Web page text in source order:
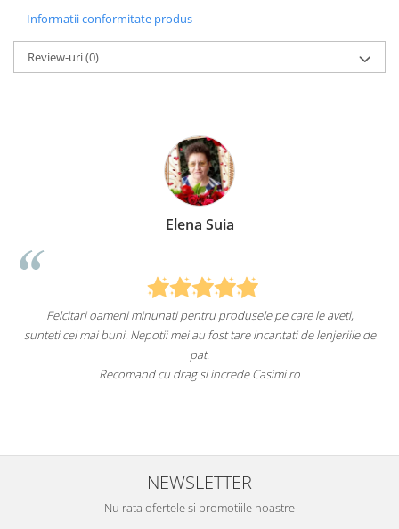
Informatii conformitate produs
Review-uri(0)
Elena Suia
Felcitari oameni minunati pentru produsele pe care le aveti,
sunteti cei mai buni. Nepotii mei au fost tare incantati de lenjeriile de
pat.
Recomand cu drag si increde Casimi.ro
NEWSLETTER
Nu rata ofertele si promotiile noastre